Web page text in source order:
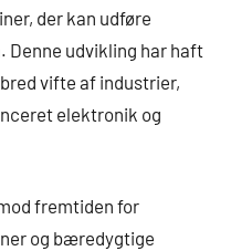
der kan udføre
udvikling har haft
vifte af industrier,
elektronik og
fremtiden for
og bæredygtige